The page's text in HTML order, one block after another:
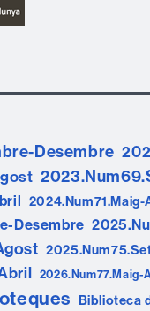
Desembre
2024.Num71.Maig-
Desembre
2026.Num77.Maig-
Biblioteca